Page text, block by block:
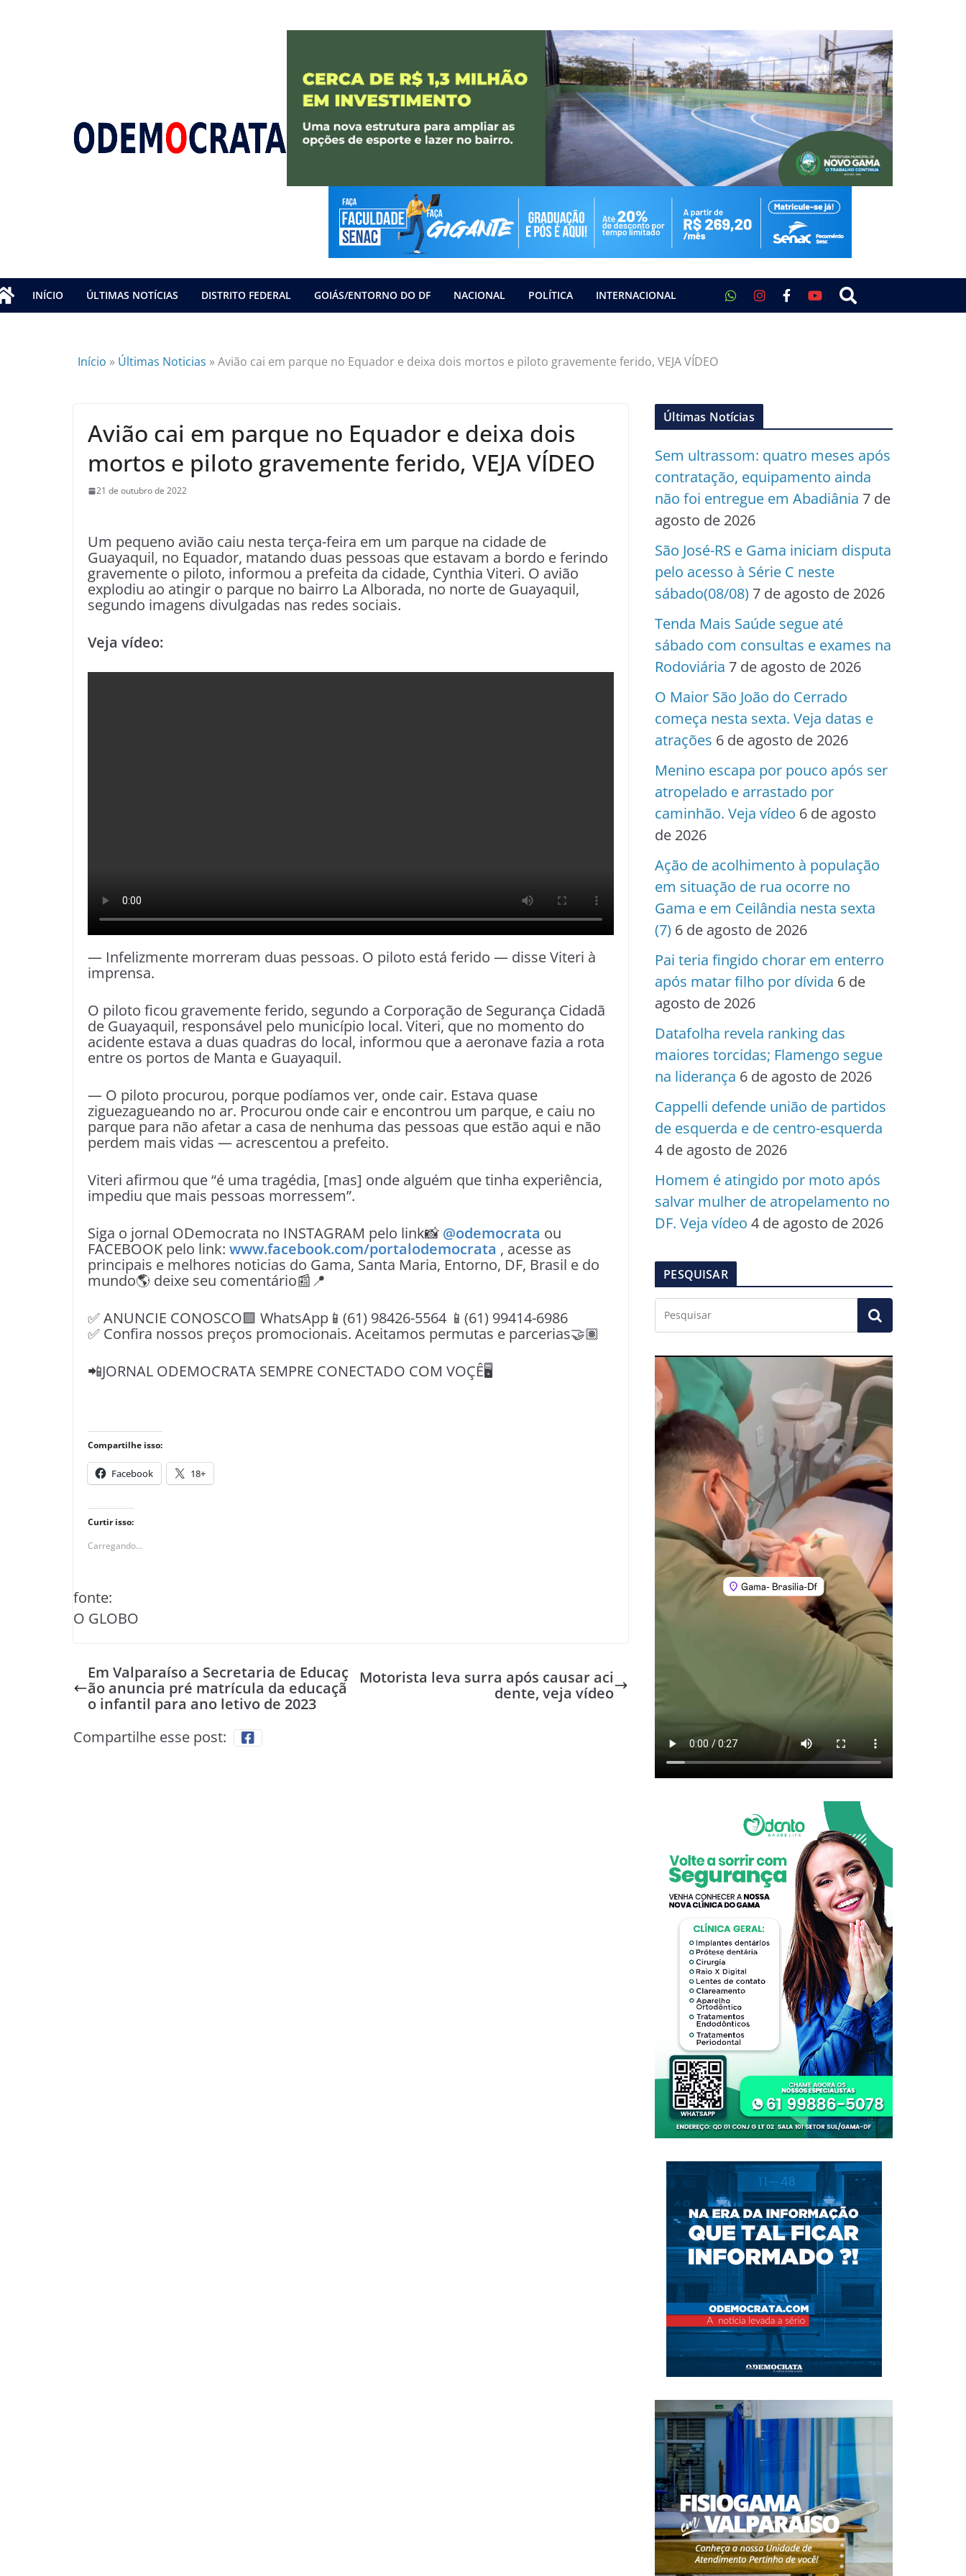
INÍCIO ÚLTIMAS NOTÍCIAS DISTRITO FEDERAL GOIÁS/ENTORNO DO DF NACIONAL POLÍTICA INTERNACIONAL
Início » Últimas Noticias »Avião cai em parque no Equador e deixa dois mortos e piloto gravemente ferido, VEJA VÍDEO
Avião cai em parque no Equador e deixa dois
mortos e piloto gravemente ferido, VEJA VÍDEO
21 de outubro de 2022
Um pequeno avião caiu nesta terça-feira em um parque na cidade de
Guayaquil, no Equador, matando duas pessoas que estavam a bordo e ferindo
gravemente o piloto, informou a prefeita da cidade, Cynthia Viteri. O avião
explodiu ao atingir o parque no bairro La Alborada, no norte de Guayaquil,
segundo imagens divulgadas nas redes sociais.
Veja vídeo:
— Infelizmente morreram duas pessoas. O piloto está ferido — disse Viteri à
imprensa.
O piloto ficou gravemente ferido, segundo a Corporação de Segurança Cidadã
de Guayaquil, responsável pelo município local. Viteri, que no momento do
acidente estava a duas quadras do local, informou que a aeronave fazia a rota
entre os portos de Manta e Guayaquil.
— O piloto procurou, porque podíamos ver, onde cair. Estava quase
ziguezagueando no ar. Procurou onde cair e encontrou um parque, e caiu no
parque para não afetar a casa de nenhuma das pessoas que estão aqui e não
perdem mais vidas — acrescentou a prefeito.
Viteri afirmou que “é uma tragédia, [mas] onde alguém que tinha experiência,
impediu que mais pessoas morressem”.
Siga o jornal ODemocrata no INSTAGRAM pelo link📸 @odemocrata ou
FACEBOOK pelo link: www.facebook.com/portalodemocrata , acesse as
principais e melhores noticias do Gama, Santa Maria, Entorno, DF, Brasil e do
mundo🌎 deixe seu comentário📰📍
✅ ANUNCIE CONOSCO🟩 WhatsApp📱(61) 98426-5564 📱(61) 99414-6986
✅ Confira nossos preços promocionais. Aceitamos permutas e parcerias🤝🏽
📲JORNAL ODEMOCRATA SEMPRE CONECTADO COM VOÇÊ🖥️
Compartilhe isso:
Facebook 18+
Curtir isso:
Carregando...
fonte:
O GLOBO
Em Valparaíso a Secretaria de Educaç
ão anuncia pré matrícula da educaçã
o infantil para ano letivo de 2023
Motorista leva surra após causar aci
dente, veja vídeo
Compartilhe esse post:
Últimas Notícias
Sem ultrassom: quatro meses após
contratação, equipamento ainda
não foi entregue em Abadiânia 7 de
agosto de 2026
São José-RS e Gama iniciam disputa
pelo acesso à Série C neste
sábado(08/08) 7 de agosto de 2026
Tenda Mais Saúde segue até
sábado com consultas e exames na
Rodoviária 7 de agosto de 2026
O Maior São João do Cerrado
começa nesta sexta. Veja datas e
atrações 6 de agosto de 2026
Menino escapa por pouco após ser
atropelado e arrastado por
caminhão. Veja vídeo 6 de agosto
de 2026
Ação de acolhimento à população
em situação de rua ocorre no
Gama e em Ceilândia nesta sexta
(7) 6 de agosto de 2026
Pai teria fingido chorar em enterro
após matar filho por dívida 6 de
agosto de 2026
Datafolha revela ranking das
maiores torcidas; Flamengo segue
na liderança 6 de agosto de 2026
Cappelli defende união de partidos
de esquerda e de centro-esquerda
4 de agosto de 2026
Homem é atingido por moto após
salvar mulher de atropelamento no
DF. Veja vídeo 4 de agosto de 2026
PESQUISAR